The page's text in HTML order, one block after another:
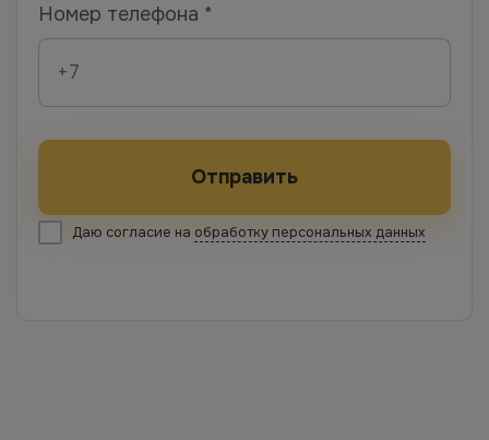
Номер телефона *
Отправить
Даю согласие на обработку персональных данных